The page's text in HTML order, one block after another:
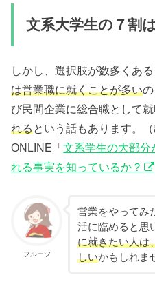
文系大学生の７割
しかし、選択肢が数多くあ
は営業職に就くことが多い
び民間企業に総合職として
れるという話もあります。
ONLINE「文系学生の大部分
れる事実を知っているか？
フルーツ
営業をやってみ
活に臨めると思
に就きたい人は
しいかもしれま